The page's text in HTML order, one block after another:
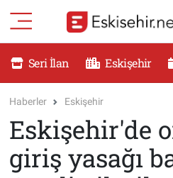
Seri İlan Eskişehir
Haberler Eskişehir
Eskişehir'de
giriş yasağı
RESMİ İLANLAR
DÜNYA
SAĞLIK
Eskişehir Nöbetçi
Eskişehir Namaz
Eskişehir Trafik